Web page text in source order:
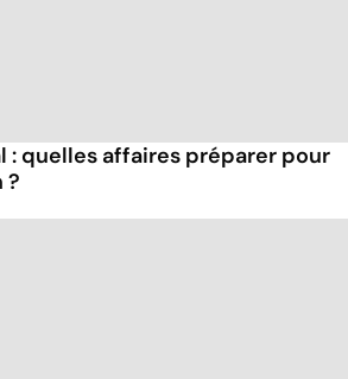
: quelles affaires préparer pour
?